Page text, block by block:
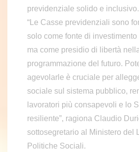
previdenziale solido e inclusivo.
“Le Casse previdenziali sono
solo come fonte di
ma come presidio di libertà
programmazione del futuro.
agevolarle è cruciale per
sociale sul sistema pubblico,
lavoratori più consapevoli e lo
resiliente”, ragiona Claudio
sottosegretario al Ministero del
Politiche Sociali.